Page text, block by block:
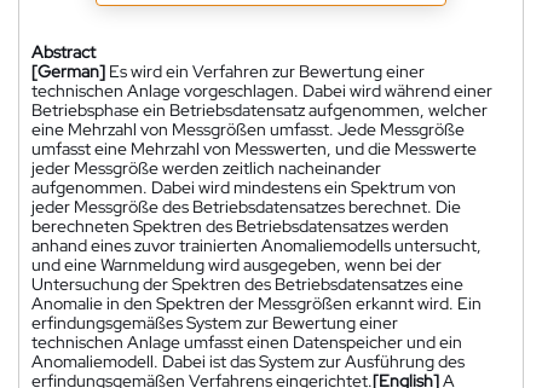
Abstract
[German] Es wird ein Verfahren zur Bewertung einer
technischen Anlage vorgeschlagen. Dabei wird während einer
Betriebsphase ein Betriebsdatensatz aufgenommen, welcher
eine Mehrzahl von Messgrößen umfasst. Jede Messgröße
umfasst eine Mehrzahl von Messwerten, und die Messwerte
jeder Messgröße werden zeitlich nacheinander
aufgenommen. Dabei wird mindestens ein Spektrum von
jeder Messgröße des Betriebsdatensatzes berechnet. Die
berechneten Spektren des Betriebsdatensatzes werden
anhand eines zuvor trainierten Anomaliemodells untersucht,
und eine Warnmeldung wird ausgegeben, wenn bei der
Untersuchung der Spektren des Betriebsdatensatzes eine
Anomalie in den Spektren der Messgrößen erkannt wird. Ein
erfindungsgemäßes System zur Bewertung einer
technischen Anlage umfasst einen Datenspeicher und ein
Anomaliemodell. Dabei ist das System zur Ausführung des
erfindungsgemäßen Verfahrens eingerichtet.[English]A